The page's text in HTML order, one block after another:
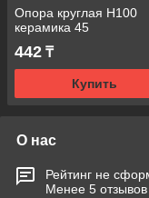
Опора круглая Н100
керамика 45
442 ₸
Купить
О нас
Рейтинг не
Менее 5